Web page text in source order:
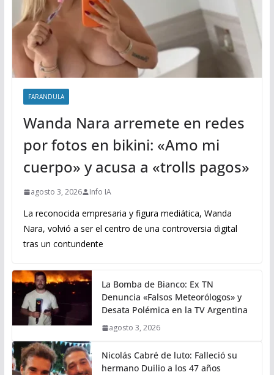
FARANDULA
Wanda Nara arremete en redes
por fotos en bikini: «Amo mi
cuerpo» y acusa a «trolls pagos»
agosto 3, 2026 Info IA
La reconocida empresaria y figura mediática, Wanda
Nara, volvió a ser el centro de una controversia digital
tras un contundente
La Bomba de Bianco: Ex TN
Denuncia «Falsos Meteorólogos» y
Desata Polémica en la TV Argentina
agosto 3, 2026
Nicolás Cabré de luto: Falleció su
hermano Duilio a los 47 años